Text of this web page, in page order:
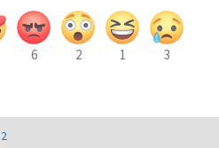
6 2 1 3